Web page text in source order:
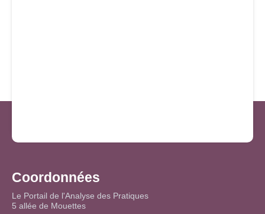
Coordonnées
Le Portail de l'Analyse des Pratiques
5 allée de Mouettes